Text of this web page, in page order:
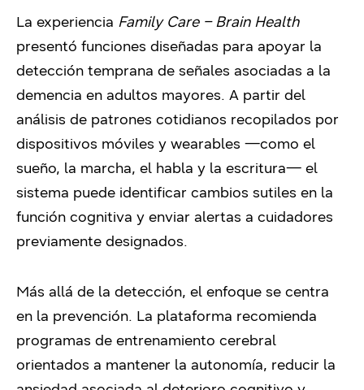
La experiencia Family Care – Brain Health
presentó funciones diseñadas para apoyar la
detección temprana de señales asociadas a la
demencia en adultos mayores. A partir del
análisis de patrones cotidianos recopilados por
dispositivos móviles y wearables —como el
sueño, la marcha, el habla y la escritura— el
sistema puede identificar cambios sutiles en la
función cognitiva y enviar alertas a cuidadores
previamente designados.
Más allá de la detección, el enfoque se centra
en la prevención. La plataforma recomienda
programas de entrenamiento cerebral
orientados a mantener la autonomía, reducir la